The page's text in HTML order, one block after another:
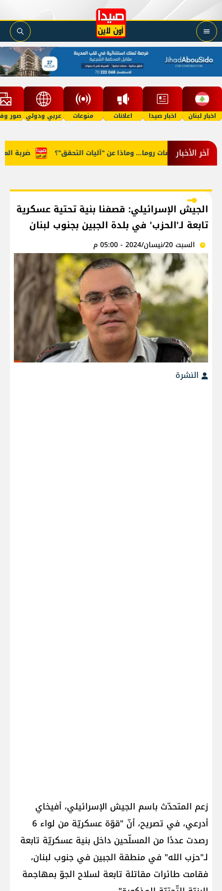
اخبار لبنان اخبار صيدا اعلانات منوعات عربي ودولي صور
آخر الأخبار ضربة في مفاوضات روما... وماذا عن "آليات التحقق"؟
الجيش الإسرائيلي: قصفنا بنية تحتية عسكرية
تابعة لـ'الحزب' في بلدة الجبين بجنوب لبنان
السبت 20/نيسان/2024 - 05:00 م
النشرة
زعم المتحدّث باسم ​الجيش الإسرائيلي​، أفيخاي
أدرعي، في تصريح، أنّ "قوّة عسكريّة من لواء 6
رصدت عددًا من المسلّحين داخل بنية عسكريّة تابعة
لـ"​حزب الله​" في منطقة الجبين في ​جنوب لبنان​،
فقامت طائرات مقاتلة تابعة لسلاح الجوّ بمهاجمة